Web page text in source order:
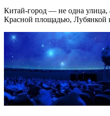
Китай-город — не одна улица,
Красной площадью, Лубянкой